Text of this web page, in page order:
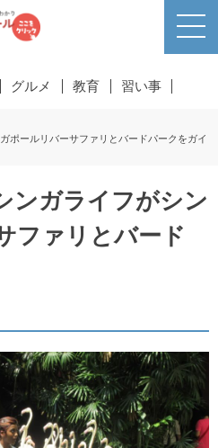
グルメ 教育 習い事
ポールリバーサファリとバードパークをガイ
ンガライフがシン
ファリとバード